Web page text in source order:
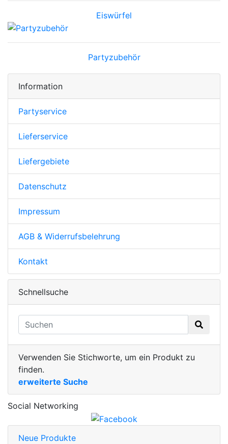
Eiswürfel
Partyzubehör
Information
Partyservice
Lieferservice
Liefergebiete
Datenschutz
Impressum
AGB & Widerrufsbelehrung
Kontakt
Schnellsuche
Verwenden Sie Stichworte, um ein Produkt zu
finden.
erweiterte Suche
Social Networking
Neue Produkte